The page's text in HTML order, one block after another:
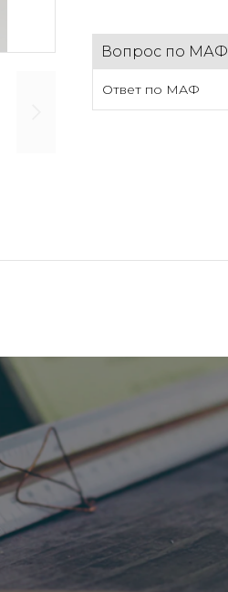
Вопрос по МАФ
Ответ по МАФ